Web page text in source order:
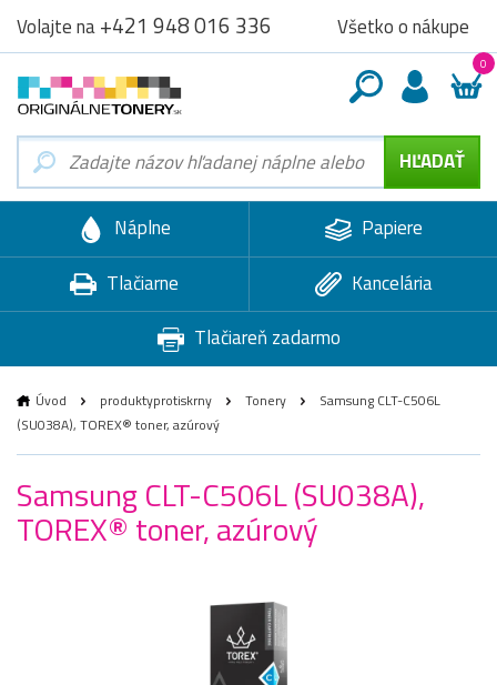
Volajte na+421 948 016 336 Všetko o nákupe
0
Náplne
Papiere
Tlačiarne
Kancelária
Tlačiareň zadarmo
Úvod produktyprotiskrny Tonery
Samsung CLT-C506L
(SU038A), TOREX® toner, azúrový
Samsung CLT-C506L (SU038A),
TOREX® toner, azúrový